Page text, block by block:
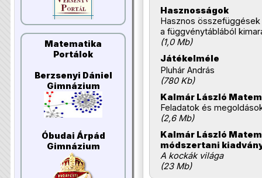
Matematika
Portálok
Berzsenyi Dániel
Gimnázium
Óbudai Árpád
Gimnázium
Hasznosságok
Hasznos
a függvénytáblából
(1,0 Mb)
Játékelméle
Pluhár András
(780 Kb)
Kalmár László
Feladatok és
(2,6 Mb)
Kalmár László
módszertani
A kockák világa
(23 Mb)